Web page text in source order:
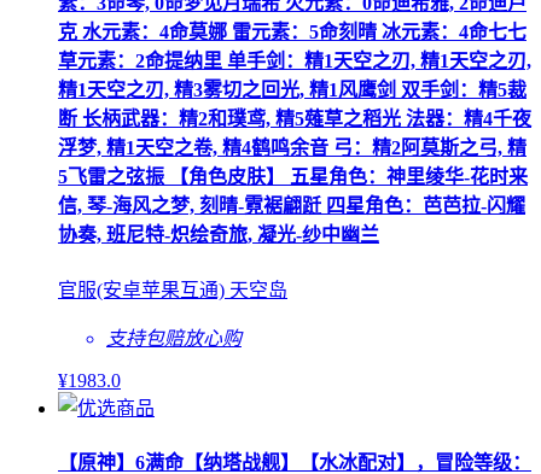
克 水元素：4命莫娜 雷元素：5命刻晴 冰元素：4命七七
草元素：2命提纳里 单手剑：精1天空之刃, 精1天空之刃,
精1天空之刃, 精3雾切之回光, 精1风鹰剑 双手剑：精5裁
断 长柄武器：精2和璞鸢, 精5薙草之稻光 法器：精4千夜
浮梦, 精1天空之卷, 精4鹤鸣余音 弓：精2阿莫斯之弓, 精
5飞雷之弦振 【角色皮肤】 五星角色：神里绫华-花时来
信, 琴-海风之梦, 刻晴-霓裾翩跹 四星角色：芭芭拉-闪耀
协奏, 班尼特-炽绘奇旅, 凝光-纱中幽兰
官服(安卓苹果互通) 天空岛
支持包赔放心购
¥1983.0
【原神】6满命【纳塔战舰】【水冰配对】，冒险等级：